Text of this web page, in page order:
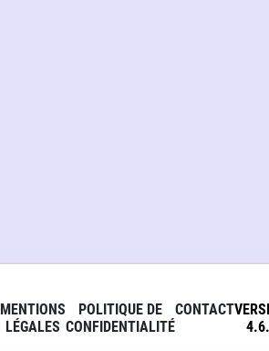
MENTIONS
LÉGALES
POLITIQUE DE
CONFIDENTIALITÉ
CONTACT